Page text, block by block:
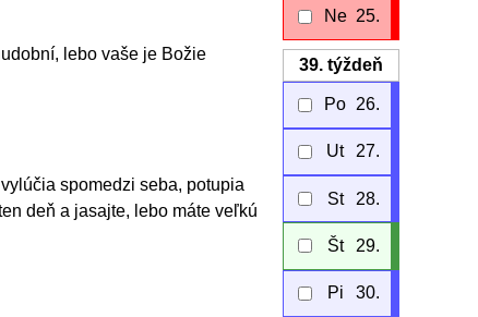
lebo vaše je Božie
spomedzi seba, potupia
deň a jasajte, lebo máte veľkú
Ne 25.
39.týždeň
Po 26.
Ut 27.
St 28.
Št 29.
Pi 30.